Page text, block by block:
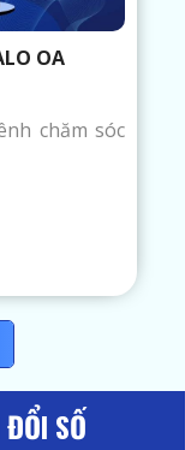
OA
chăm sóc
SỐ